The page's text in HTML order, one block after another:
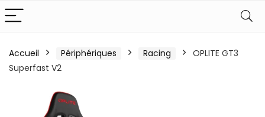
Accueil Périphériques Racing
OPLITE GT3
Superfast V2